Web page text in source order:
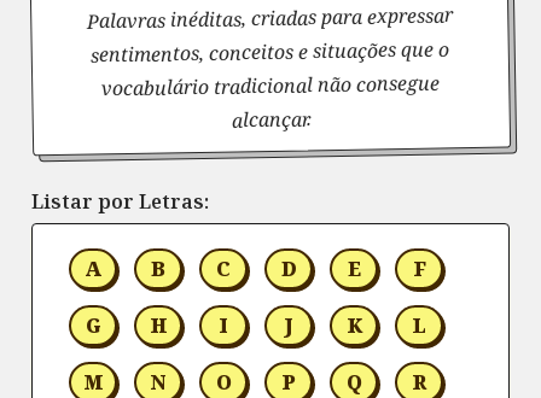
Palavras inéditas, criadas para expressar
sentimentos, conceitos e situações que o
vocabulário tradicional não consegue
alcançar.
Listar por Letras:
A B C D E F
G H I J K L
M N O P Q R